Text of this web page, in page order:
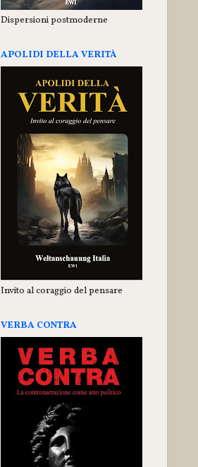
Dispersioni postmoderne
APOLIDI DELLA VERITÀ
Invito al coraggio del pensare
VERBA CONTRA